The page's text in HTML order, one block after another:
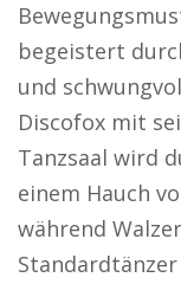
begeistert
und
Discofox mit
Tanzsaal wird
einem Hauch
während
Standardtänzer